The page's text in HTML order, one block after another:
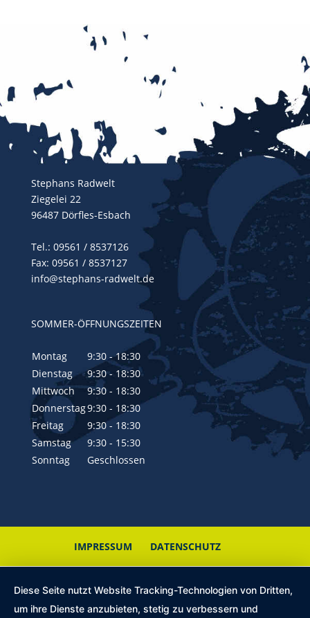
Stephans Radwelt
Ziegelei 22
96487 Dörfles-Esbach
Tel.: 09561 / 8537126
Fax: 09561 / 8537127
info@stephans-radwelt.de
SOMMER-ÖFFNUNGSZEITEN
Montag
9:30 - 18:30
Dienstag
9:30 - 18:30
Mittwoch
9:30 - 18:30
Donnerstag9:30 - 18:30
Freitag
9:30 - 18:30
Samstag
9:30 - 15:30
Sonntag
Geschlossen
IMPRESSUM DATENSCHUTZ
Diese Seite nutzt Website Tracking-Technologien von Dritten,
um ihre Dienste anzubieten, stetig zu verbessern und